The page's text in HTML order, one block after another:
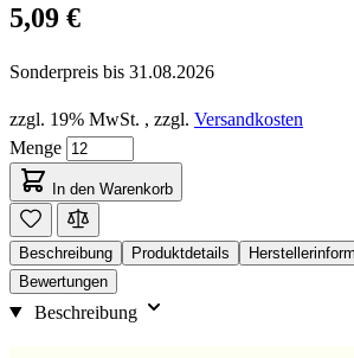
5,09 €
Sonderpreis bis 31.08.2026
zzgl. 19% MwSt. , zzgl. Versandkosten
Menge
In den Warenkorb
Beschreibung Produktdetails
Bewertungen
Beschreibung